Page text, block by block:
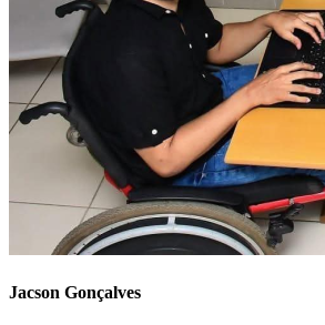
Jacson Gonçalves